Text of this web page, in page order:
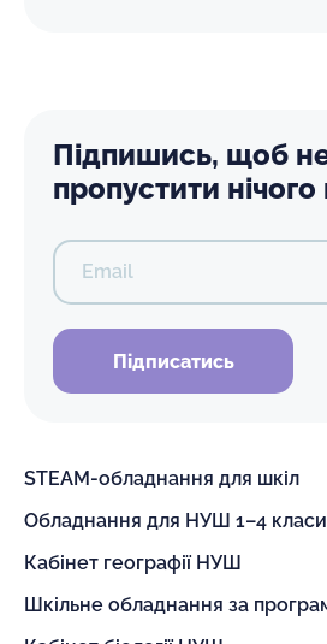
Підпишись, щоб
пропустити
Email
Підписатись
STEAM-обладнання для шкіл
Обладнання для НУШ 1–4 класи
Кабінет географії НУШ
Шкільне обладнання за